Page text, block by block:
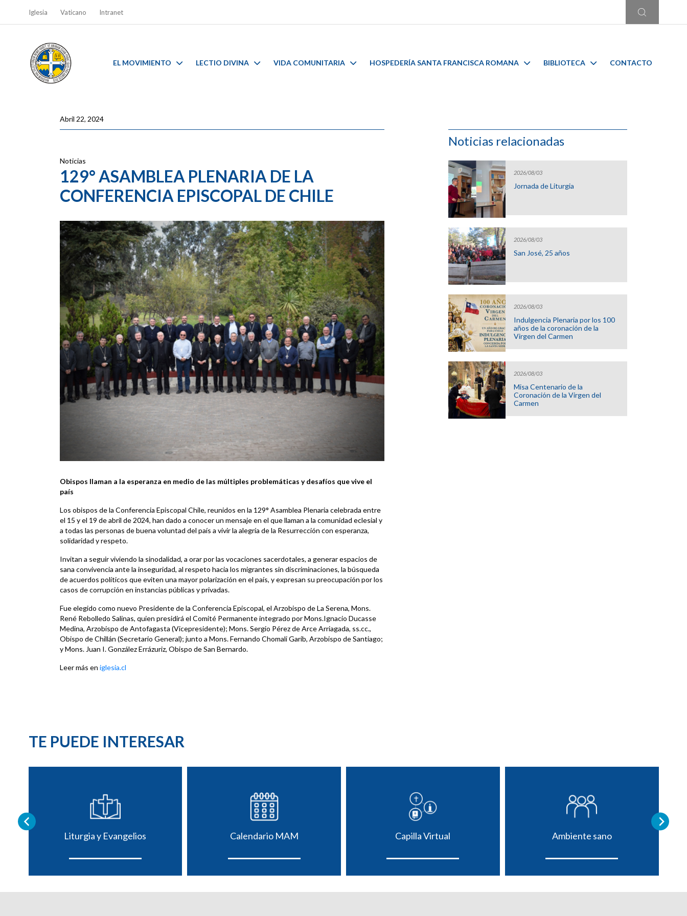
Iglesia Vaticano Intranet
EL MOVIMIENTO LECTIO DIVINA VIDA COMUNITARIA HOSPEDERÍA SANTA FRANCISCA ROMANA BIBLIOTECA CONTACTO
Abril 22, 2024
Noticias
129° ASAMBLEA PLENARIA DE LA
CONFERENCIA EPISCOPAL DE CHILE
Obispos llaman a la esperanza en medio de las múltiples problemáticas y desafíos que vive el
país
Los obispos de la Conferencia Episcopal Chile, reunidos en la 129° Asamblea Plenaria celebrada entre
el 15 y el 19 de abril de 2024, han dado a conocer un mensaje en el que llaman a la comunidad eclesial y
a todas las personas de buena voluntad del país a vivir la alegría de la Resurrección con esperanza,
solidaridad y respeto.
Invitan a seguir viviendo la sinodalidad, a orar por las vocaciones sacerdotales, a generar espacios de
sana convivencia ante la inseguridad, al respeto hacia los migrantes sin discriminaciones, la búsqueda
de acuerdos políticos que eviten una mayor polarización en el país, y expresan su preocupación por los
casos de corrupción en instancias públicas y privadas.
Fue elegido como nuevo Presidente de la Conferencia Episcopal, el Arzobispo de La Serena, Mons.
René Rebolledo Salinas, quien presidirá el Comité Permanente integrado por Mons.Ignacio Ducasse
Medina, Arzobispo de Antofagasta (Vicepresidente); Mons. Sergio Pérez de Arce Arriagada, ss.cc.,
Obispo de Chillán (Secretario General); junto a Mons. Fernando Chomali Garib, Arzobispo de Santiago;
y Mons. Juan I. González Errázuriz, Obispo de San Bernardo.
Leer más en iglesia.cl
Noticias relacionadas
2026/08/03
Jornada de Liturgia
2026/08/03
San José, 25 años
2026/08/03
Indulgencia Plenaria por los 100
años de la coronación de la
Virgen del Carmen
2026/08/03
Misa Centenario de la
Coronación de la Virgen del
Carmen
TE PUEDE INTERESAR
Liturgia y Evangelios Calendario MAM Capilla Virtual Ambiente sano